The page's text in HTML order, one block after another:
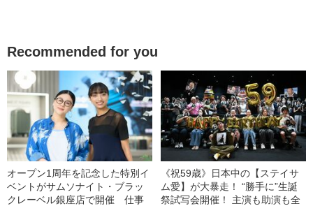
Recommended for you
オープン1周年を記念した特別イ
ベントがサムソナイト・ブラッ
クレーベル銀座店で開催 仕事
《祝59歳》日本中の【ステイサ
ム愛】が大暴走！ “勝手に”生誕
祭試写会開催！ 主演も助演も全